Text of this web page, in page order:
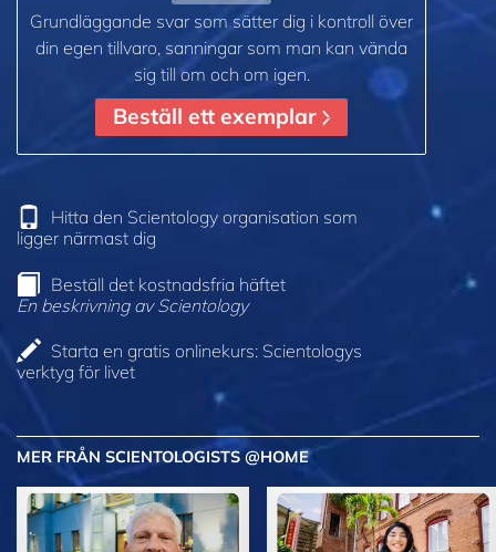
Grundläggande svar som sätter dig i kontroll över
din egen tillvaro, sanningar som man kan vända
sig till om och om igen.
Beställ ett exemplar
Hitta den Scientology organisation som
ligger närmast dig
Beställ det kostnadsfria häftet
En beskrivning av Scientology
Starta en gratis onlinekurs: Scientologys
verktyg för livet
MER FRÅN SCIENTOLOGISTS @HOME